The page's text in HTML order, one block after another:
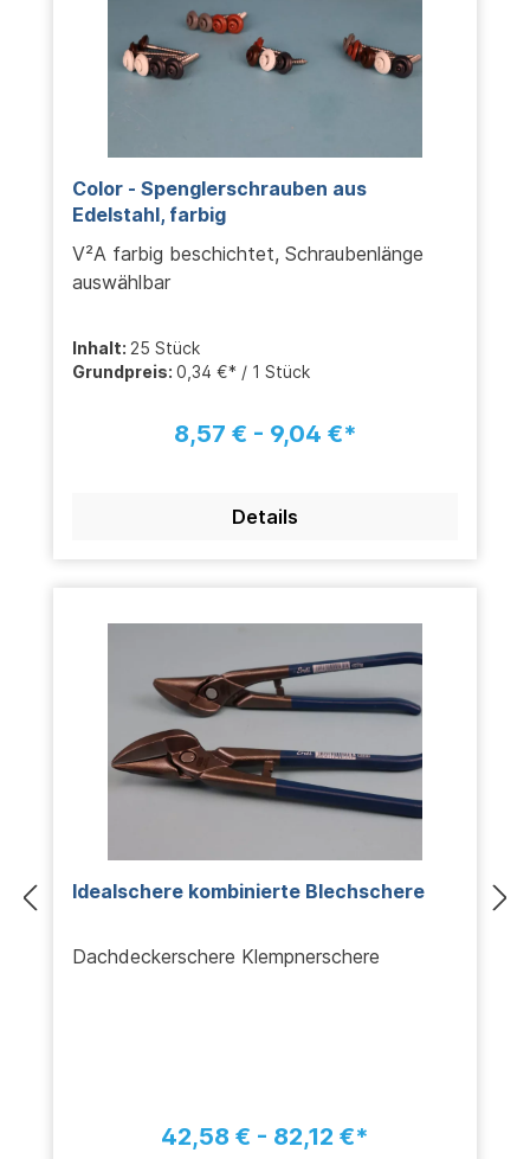
Color - Spenglerschrauben aus
Edelstahl, farbig
V²A farbig beschichtet, Schraubenlänge
auswählbar
Inhalt: 25 Stück
Grundpreis: 0,34 €* / 1 Stück
8,57 € - 9,04 €*
Details
Idealschere kombinierte Blechschere
Dachdeckerschere Klempnerschere
42,58 € - 82,12 €*